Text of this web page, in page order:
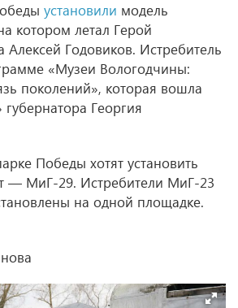
установили модель
котором летал Герой
Алексей Годовиков. Истребитель
«Музеи Вологодчины:
поколений», которая вошла
Георгия
Победы хотят установить
— МиГ-29. Истребители МиГ-23
на одной площадке.